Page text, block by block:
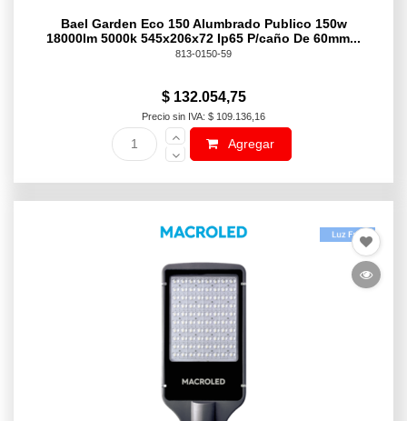
Bael Garden Eco 150 Alumbrado Publico 150w
18000lm 5000k 545x206x72 Ip65 P/caño De 60mm...
813-0150-59
$ 132.054,75
Precio sin IVA: $ 109.136,16
Agregar